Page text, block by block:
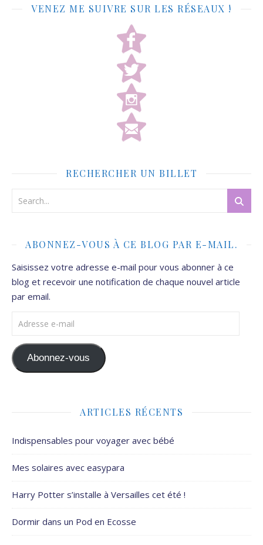
VENEZ ME SUIVRE SUR LES RÉSEAUX !
RECHERCHER UN BILLET
ABONNEZ-VOUS À CE BLOG PAR E-MAIL.
Saisissez votre adresse e-mail pour vous abonner à ce
blog et recevoir une notification de chaque nouvel article
par email.
Adresse e-mail
Abonnez-vous
ARTICLES RÉCENTS
Indispensables pour voyager avec bébé
Mes solaires avec easypara
Harry Potter s’installe à Versailles cet été !
Dormir dans un Pod en Ecosse